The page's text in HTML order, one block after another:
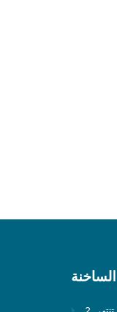
الساخنة